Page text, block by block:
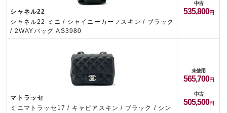
シャネル22
シャネル22 ミニ / シャイニーカーフスキン / ブラック
/ 2WAYバッグ AS3980
中古
535,800
マトラッセ
ミニマトラッセ17 / キャビアスキン / ブラック / シン
未使用
565,700
中古
505,500